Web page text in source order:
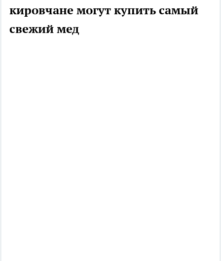
кировчане могут купить самый
свежий мед